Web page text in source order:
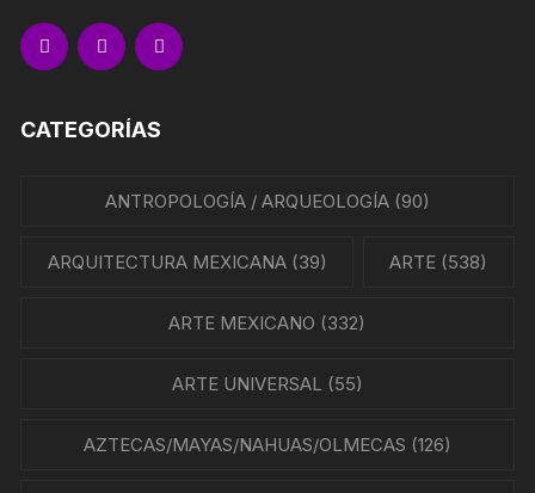
CATEGORÍAS
ANTROPOLOGÍA / ARQUEOLOGÍA(90)
ARQUITECTURA MEXICANA(39) ARTE (538)
ARTE MEXICANO (332)
ARTE UNIVERSAL (55)
AZTECAS/MAYAS/NAHUAS/OLMECAS (126)